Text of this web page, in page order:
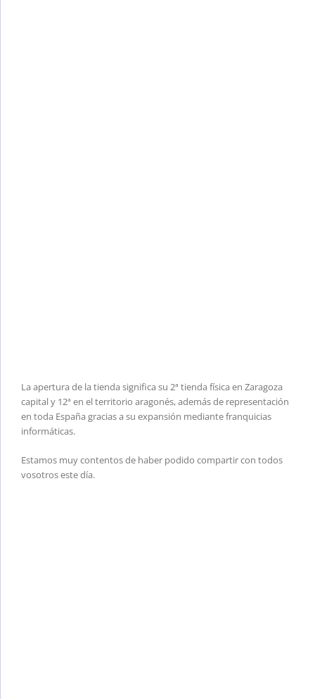
La apertura de la tienda significa su 2ª tienda física en Zaragoza
capital y 12ª en el territorio aragonés, además de representación
en toda España gracias a su expansión mediante franquicias
informáticas.
Estamos muy contentos de haber podido compartir con todos
vosotros este día.